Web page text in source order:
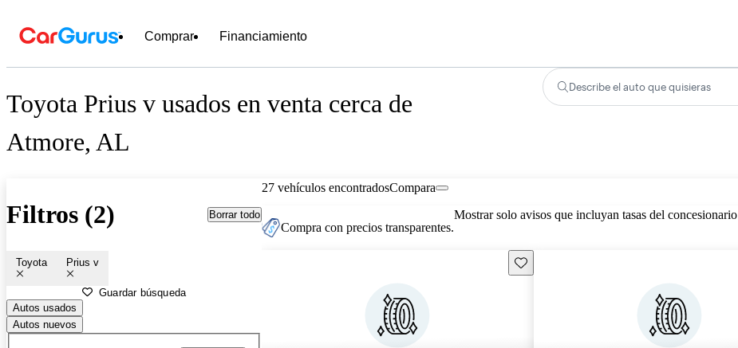
Comprar Financiamiento
Toyota Prius v usados en venta cerca de
Atmore, AL
Describe el auto que quisieras
Filtros (2) Borrar todo
Toyota Prius v
Guardar búsqueda
Autos usados
Autos nuevos
27 vehículos encontradosCompara
Compra con precios transparentes.
Mostrar solo avisos que incluyan tasas del concesionario
Guarda este Aviso